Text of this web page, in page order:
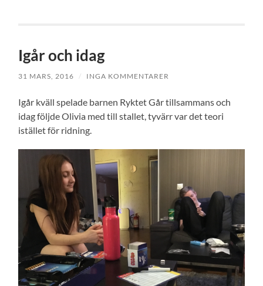
Igår och idag
31 MARS, 2016 / INGA KOMMENTARER
Igår kväll spelade barnen Ryktet Går tillsammans och
idag följde Olivia med till stallet, tyvärr var det teori
istället för ridning.